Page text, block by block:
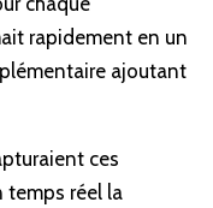
rapidement en un
ajoutant
ces
réel la